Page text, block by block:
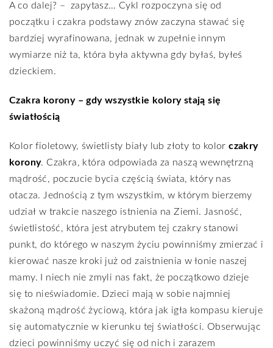
A co dalej? –
zapytasz… Cykl rozpoczyna się od
początku i czakra podstawy znów zaczyna stawać się
bardziej wyrafinowana, jednak w zupełnie innym
wymiarze niż ta, która była aktywna gdy byłaś, byłeś
dzieckiem.
Czakra korony – gdy wszystkie kolory stają się
światłością
Kolor fioletowy, świetlisty biały lub złoty to kolorczakry
korony. Czakra, która odpowiada za naszą wewnętrzną
mądrość, poczucie bycia częścią świata, który nas
otacza. Jednością z tym wszystkim, w którym bierzemy
udział w trakcie naszego istnienia na Ziemi. Jasność,
świetlistość, która jest atrybutem tej czakry stanowi
punkt, do którego w naszym życiu powinniśmy zmierzać i
kierować nasze kroki już od zaistnienia w łonie naszej
mamy. I niech nie zmyli nas fakt, że początkowo dzieje
się to nieświadomie. Dzieci mają w sobie najmniej
skażoną mądrość życiową, która jak igła kompasu kieruje
się automatycznie w kierunku tej światłości. Obserwując
dzieci powinniśmy uczyć się od nich i zarazem